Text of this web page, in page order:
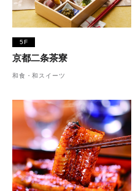
5F
京都二条茶寮
和食・和スイーツ